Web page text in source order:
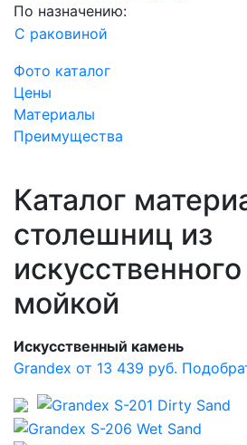
По назначению:
С раковиной
Фото каталог
Цены
Материалы
Преимущества
Каталог
столешниц из
мойкой
Искусственный камень
Grandex от 13 439 руб.